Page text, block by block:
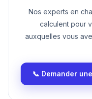
Nos experts en
calculent pour
auxquelles vous
📞 Demander